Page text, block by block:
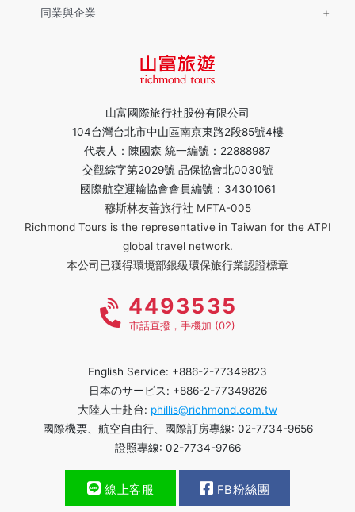
山富國際旅行社股份有限公司
104台灣台北市中山區南京東路2段85號4樓
代表人：陳國森 統一編號：22888987
交觀綜字第2029號 品保協會北0030號
國際航空運輸協會會員編號：34301061
穆斯林友善旅行社 MFTA-005
Richmond Tours is the representative in Taiwan for the ATPI
global travel network.
本公司已獲得環境部銀級環保旅行業認證標章
同業與企業
4493535
市話直撥，手機加 (02)
English Service: +886-2-77349823
日本のサービス: +886-2-77349826
大陸人士赴台: phillis@richmond.com.tw
國際機票、航空自由行、國際訂房專線: 02-7734-9656
證照專線: 02-7734-9766
線上客服 FB粉絲團